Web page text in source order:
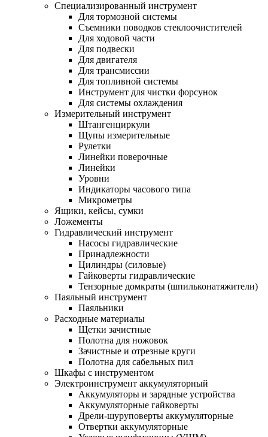
Специализированный инструмент
Для тормозной системы
Съемники поводков стеклоочистителей
Для ходовой части
Для подвески
Для двигателя
Для трансмиссии
Для топливной системы
Инструмент для чистки форсунок
Для системы охлаждения
Измерительный инструмент
Штангенциркули
Щупы измерительные
Рулетки
Линейки поверочные
Линейки
Уровни
Индикаторы часового типа
Микрометры
Ящики, кейсы, сумки
Ложементы
Гидравлический инструмент
Насосы гидравлические
Принадлежности
Цилиндры (силовые)
Гайковерты гидравлические
Тензорные домкраты (шпильконатяжители)
Паяльный инструмент
Паяльники
Расходные материалы
Щетки зачистные
Полотна для ножовок
Зачистные и отрезные круги
Полотна для сабельных пил
Шкафы с инструментом
Электроинструмент аккумуляторный
Аккумуляторы и зарядные устройства
Аккумуляторные гайковерты
Дрели-шуруповерты аккумуляторные
Отвертки аккумуляторные